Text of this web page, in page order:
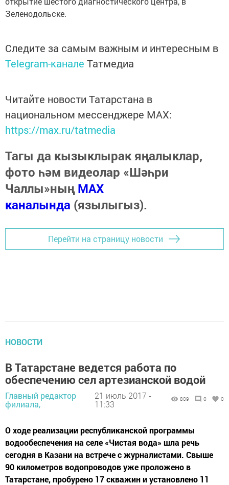
Зеленодольске.
Следите за самым важным и интересным в
Telegram-канале Татмедиа
Читайте новости Татарстана в
национальном мессенджере MАХ:
https://max.ru/tatmedia
Тагы да кызыклырак яңалыклар,
фото һәм видеолар «Шәһри
Чаллы»ныңMAX
каналында (язылыгыз).
Перейти на страницу новости
НОВОСТИ
В Татарстане ведется работа по
обеспечению сел артезианской водой
Главный редактор
филиала,
21 июль 2017 -
11:33
809 0 0
О ходе реализации республиканской программы
водообеспечения на селе «Чистая вода» шла речь
сегодня в Казани на встрече с журналистами. Свыше
90 километров водопроводов уже проложено в
Татарстане, пробурено 17 скважин и установлено 11